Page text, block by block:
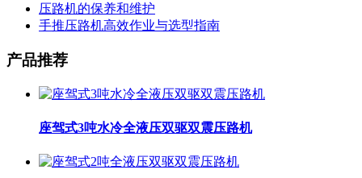
压路机的保养和维护
手推压路机高效作业与选型指南
产品推荐
座驾式3吨水冷全液压双驱双震压路机